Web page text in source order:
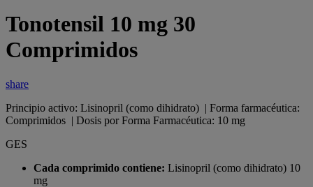
Tonotensil 10 mg 30
Comprimidos
share
Principio activo: Lisinopril (como dihidrato) | Forma farmacéutica:
Comprimidos | Dosis por Forma Farmacéutica: 10 mg
GES
Cada comprimido contiene: Lisinopril (como dihidrato) 10
mg